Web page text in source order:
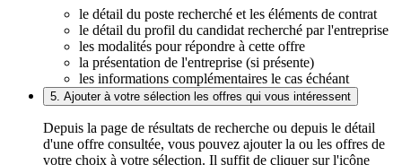
le détail du poste recherché et les éléments de contrat
le détail du profil du candidat recherché par l'entreprise
les modalités pour répondre à cette offre
la présentation de l'entreprise (si présente)
les informations complémentaires le cas échéant
5. Ajouter à votre sélection les offres qui vous intéressent
Depuis la page de résultats de recherche ou depuis le détail
d'une offre consultée, vous pouvez ajouter la ou les offres de
votre choix à votre sélection. Il suffit de cliquer sur l'icône